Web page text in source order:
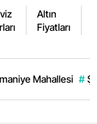
Altın
Fiyatları
Mahallesi #